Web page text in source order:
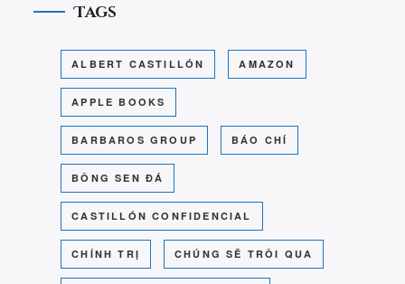
Tags
ALBERT CASTILLÓN AMAZON
APPLE BOOKS
BARBAROS GROUP BÁO CHÍ
BÔNG SEN ĐÁ
CASTILLÓN CONFIDENCIAL
CHÍNH TRỊ CHÚNG SẼ TRÔI QUA